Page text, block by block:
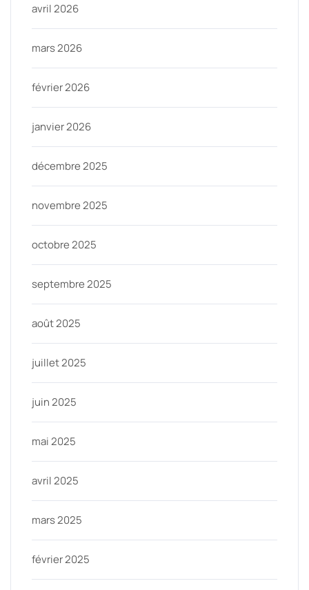
avril 2026
mars 2026
février 2026
janvier 2026
décembre 2025
novembre 2025
octobre 2025
septembre 2025
août 2025
juillet 2025
juin 2025
mai 2025
avril 2025
mars 2025
février 2025